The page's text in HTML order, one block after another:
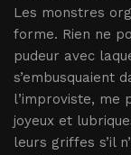
Les monstres
forme. Rien ne
pudeur avec
s’embusquaient
l’improviste, me
joyeux et
leurs griffes s’il